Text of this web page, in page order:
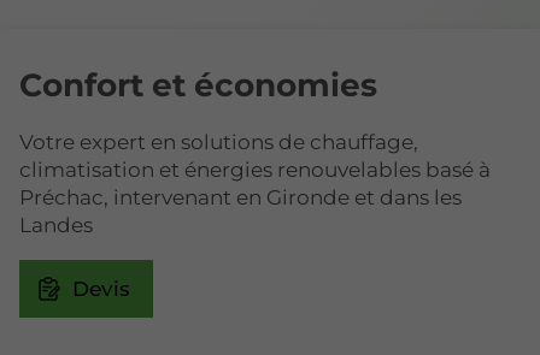
Confort et économies
Votre expert en solutions de chauffage,
climatisation et énergies renouvelables basé à
Préchac, intervenant en Gironde et dans les
Landes
Devis